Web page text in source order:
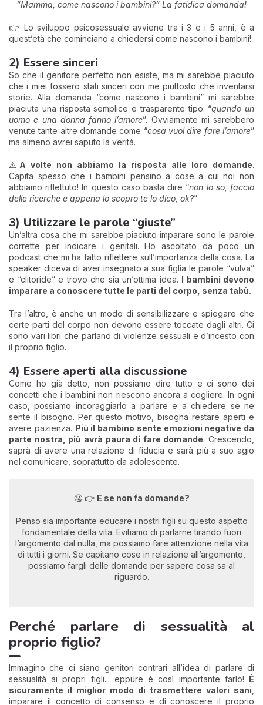
“Mamma, come nascono i bambini?” La fatidica domanda!
👉 Lo sviluppo psicosessuale avviene tra i 3 e i 5 anni, è a
quest’età che cominciano a chiedersi come nascono i bambini!
2) Essere sinceri
So che il genitore perfetto non esiste, ma mi sarebbe piaciuto
che i miei fossero stati sinceri con me piuttosto che inventarsi
storie. Alla domanda “come nascono i bambini” mi sarebbe
piaciuta una risposta semplice e trasparente tipo: “quando un
uomo e una donna fanno l’amore”. Ovviamente mi sarebbero
venute tante altre domande come “cosa vuol dire fare l’amore”
ma almeno avrei saputo la verità.
⚠️ A volte non abbiamo la risposta alle loro domande.
Capita spesso che i bambini pensino a cose a cui noi non
abbiamo riflettuto! In questo caso basta dire “non lo so, faccio
delle ricerche e appena lo scopro te lo dico, ok?”
3) Utilizzare le parole “giuste”
Un’altra cosa che mi sarebbe piaciuto imparare sono le parole
corrette per indicare i genitali. Ho ascoltato da poco un
podcast che mi ha fatto riflettere sull’importanza della cosa. La
speaker diceva di aver insegnato a sua figlia le parole “vulva”
e “clitoride” e trovo che sia un’ottima idea. I bambini devono
imparare a conoscere tutte le parti del corpo, senza tabù.
Tra l’altro, è anche un modo di sensibilizzare e spiegare che
certe parti del corpo non devono essere toccate dagli altri. Ci
sono vari libri che parlano di violenze sessuali e d’incesto con
il proprio figlio.
4) Essere aperti alla discussione
Come ho già detto, non possiamo dire tutto e ci sono dei
concetti che i bambini non riescono ancora a cogliere. In ogni
caso, possiamo incoraggiarlo a parlare e a chiedere se ne
sente il bisogno. Per questo motivo, bisogna restare aperti e
avere pazienza. Più il bambino sente emozioni negative da
parte nostra, più avrà paura di fare domande. Crescendo,
saprà di avere una relazione di fiducia e sarà più a suo agio
nel comunicare, soprattutto da adolescente.
🤐 👉 E se non fa domande?
Penso sia importante educare i nostri figli su questo aspetto
fondamentale della vita. Evitiamo di parlarne tirando fuori
l’argomento dal nulla, ma possiamo fare attenzione nella vita
di tutti i giorni. Se capitano cose in relazione all’argomento,
possiamo fargli delle domande per sapere cosa sa al
riguardo.
Perché parlare di sessualità al
proprio figlio?
Immagino che ci siano genitori contrari all’idea di parlare di
sessualità ai propri figli... eppure è così importante farlo! È
sicuramente il miglior modo di trasmettere valori sani
imparare il concetto di consenso e di conoscere il proprio